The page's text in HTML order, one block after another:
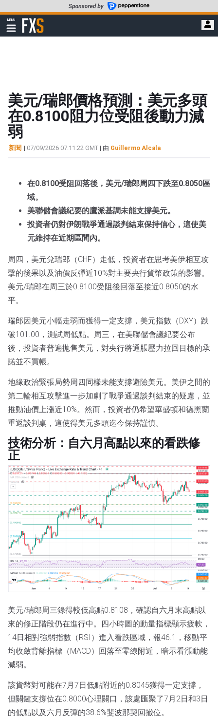
至
要
MENU
顯
示
FXStreet
美元/瑞郎價格預測：美元多頭
在0.8100阻力位受阻後動力減
弱
新聞 | 07/09/2026 07:11:22 GMT | 由 Guillermo Alcala
在0.8100受阻回落後，美元/瑞郎周四下跌至0.8050區
域。
美聯儲會議紀要的鷹派基調未能支撐美元。
投資者仍對伊朗戰爭通過談判結束保持信心，這使美
元維持在近期區間內。
周四，美元兌瑞郎（CHF）走低，投資者在思考美伊相互攻
擊的後果以及油價反彈近10%對主要央行貨幣政策的影響。
美元/瑞郎在周三於0.8100受阻後回落至接近0.8050的水
平。
瑞郎因美元小幅走弱而獲得一定支撐，美元指數（DXY）跌
破101.00，測試周低點。周三，在美聯儲會議紀要公布
後，投資者普遍拋售美元，對央行將通脹壓力拉回目標的承
諾並不買帳。
地緣政治緊張局勢周四同樣未能支撐避險美元。美伊之間的
第二輪相互攻擊進一步加劇了戰爭通過談判結束的疑慮，並
推動油價上漲近10%。然而，投資者仍希望華盛頓和德黑蘭
重返談判桌，這使得美元多頭迄今保持謹慎。
技術分析：自六月高點以來的看跌修
正
美元/瑞郎周三錄得較低高點0.8108，確認自六月末高點以
來的修正階段仍在進行中。四小時圖的動量指標顯示疲軟，
14日相對強弱指數（RSI）進入看跌區域，報46.1，移動平
均收斂背離指標（MACD）回落至零線附近，暗示看漲動能
減弱。
該貨幣對可能在7月7日低點附近的0.8045獲得一定支撐，
但關鍵支撐位在0.8000心理關口，該處匯聚了7月2日和3日
的低點以及六月反彈的38.6%斐波那契回撤位。